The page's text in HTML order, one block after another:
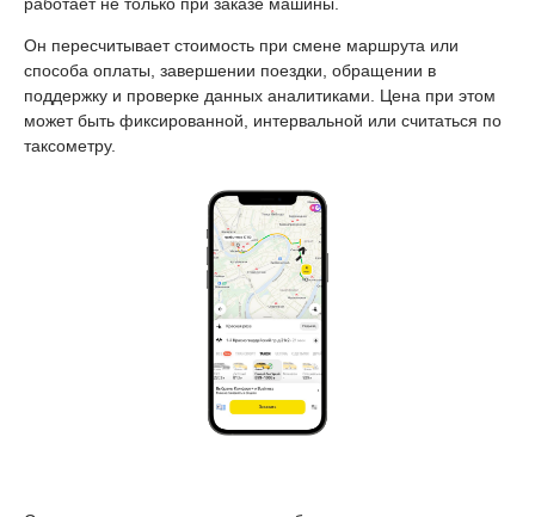
работает не только при заказе машины.
Он пересчитывает стоимость при смене маршрута или
способа оплаты, завершении поездки, обращении в
поддержку и проверке данных аналитиками. Цена при этом
может быть фиксированной, интервальной или считаться по
таксометру.